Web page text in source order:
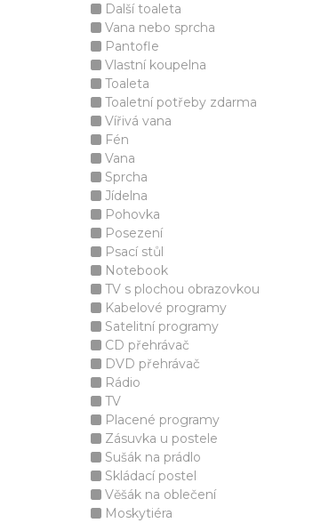
Další toaleta
Vana nebo sprcha
Pantofle
Vlastní koupelna
Toaleta
Toaletní potřeby zdarma
Vířivá vana
Fén
Vana
Sprcha
Jídelna
Pohovka
Posezení
Psací stůl
Notebook
TV s plochou obrazovkou
Kabelové programy
Satelitní programy
CD přehrávač
DVD přehrávač
Rádio
TV
Placené programy
Zásuvka u postele
Sušák na prádlo
Skládací postel
Věšák na oblečení
Moskytiéra